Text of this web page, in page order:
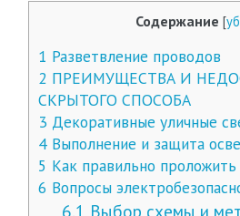
Содержание [
1 Разветвление проводов
2 ПРЕИМУЩЕСТВА И
СКРЫТОГО СПОСОБА
3 Декоративные уличные
4Выполнение и защита
5 Как правильно
6 Вопросы
6.1 Выбор схемы и